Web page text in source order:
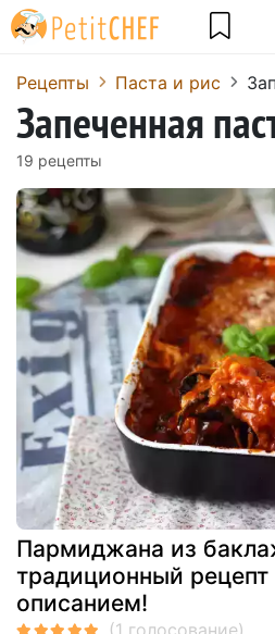
Pецепты Паста и рис
Запеченная
19 pецепты
Пармиджана из
традиционный
описанием!